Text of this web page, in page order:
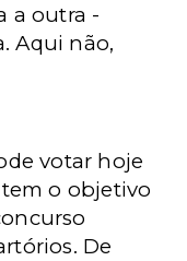
a outra -
Aqui não,
votar hoje
o objetivo
De